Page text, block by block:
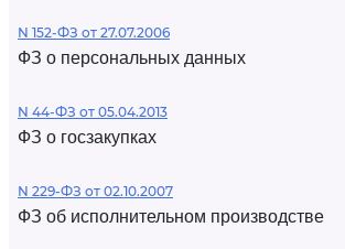
N 152-ФЗ от 27.07.2006
ФЗ о персональных данных
N 44-ФЗ от 05.04.2013
ФЗ о госзакупках
N 229-ФЗ от 02.10.2007
ФЗ об исполнительном производстве